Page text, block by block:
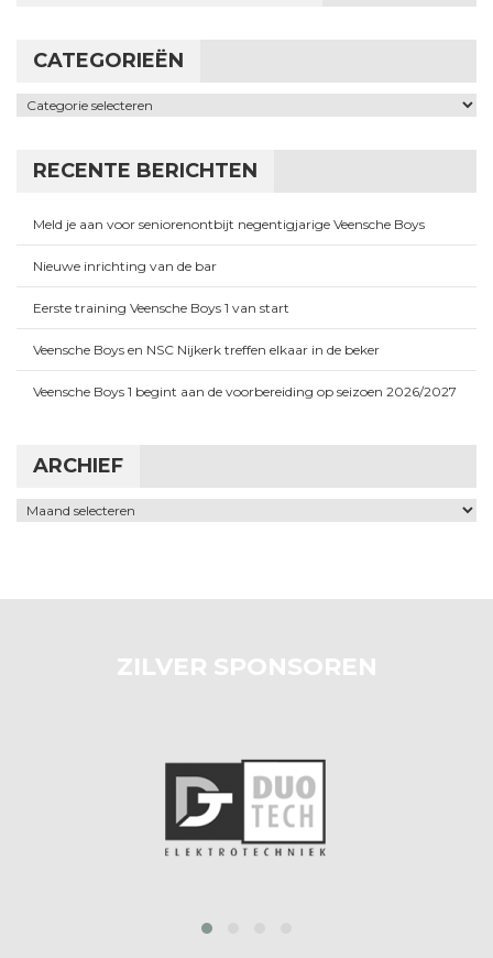
CATEGORIEËN
Categorieën
RECENTE BERICHTEN
Meld je aan voor seniorenontbijt negentigjarige Veensche Boys
Nieuwe inrichting van de bar
Eerste training Veensche Boys 1 van start
Veensche Boys en NSC Nijkerk treffen elkaar in de beker
Veensche Boys 1 begint aan de voorbereiding op seizoen 2026/2027
ARCHIEF
Archief
ZILVER SPONSOREN
prev